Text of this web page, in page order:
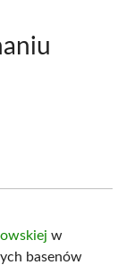
w
basenów